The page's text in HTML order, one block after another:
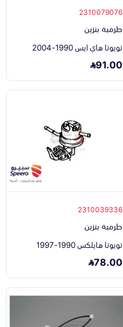
2310079076
طرمبة بنزين
تويوتا هاي ايس 1990-2004
91.00
2310039336
طرمبة بنزين
تويوتا هايلكس 1990-1997
78.00